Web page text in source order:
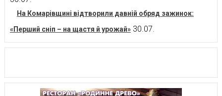
На Комарівщині відтворили давній обряд зажинок:
«Перший сніп – на щастя й урожай» 30.07.